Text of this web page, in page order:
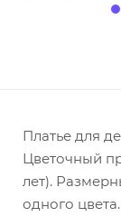
Платье для
Цветочный
лет).
одного